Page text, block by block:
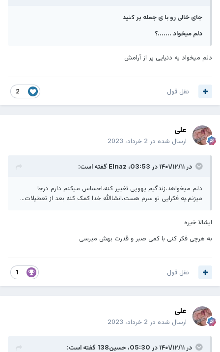
جای خالی رو با ی جمله پر کنید
دلم میخواد .......؟
دلم میخواد یه دنیایی پر از آرامش
2 نقل قول
علی
ارسال شده در 2 خرداد، 2023
در ۱۴۰۱/۱۲/۱۱ در 03:53، Elnazگفته است:
دلم میخواهد،زندگیم یهویی تغییر کنه.احساس میکنم دارم درجا
میزنم.یه فکرایی تو سرم هست،انشاالله خدا کمک کنه بعد از تعطیلات...
ایشالا خیره
به هرچی فکر کنی با کمی صبر و قدرت بهش میرسی
نقل قول
علی
ارسال شده در 2 خرداد، 2023
در ۱۴۰۱/۱۲/۱۱ در 05:30، حسین138 گفته است: